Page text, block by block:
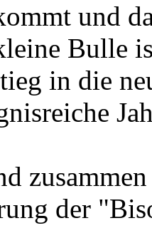
und
Bulle
in die
der